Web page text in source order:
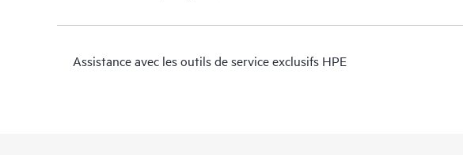
Assistance avec les outils de service exclusifs HPE